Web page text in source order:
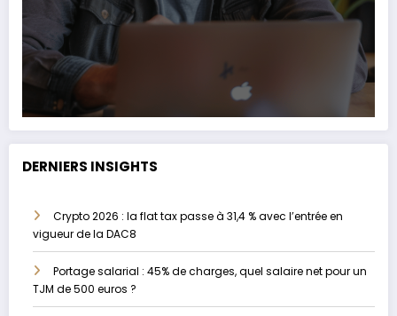
DERNIERS INSIGHTS
Crypto 2026 : la flat tax passe à 31,4 % avec l’entrée en
vigueur de la DAC8
Portage salarial : 45% de charges, quel salaire net pour un
TJM de 500 euros ?